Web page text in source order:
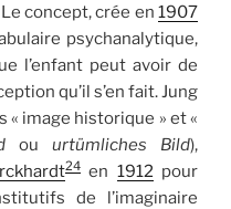
Le concept, crée en1907
psychanalytique,
l’enfant peut avoir de
qu’il s’en fait. Jung
image historique » et «
ou urtümliches Bild),
24en 1912pour
de l’imaginaire